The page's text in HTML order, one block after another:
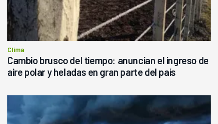
Clima
Cambio brusco del tiempo: anuncian el ingreso de
aire polar y heladas en gran parte del país